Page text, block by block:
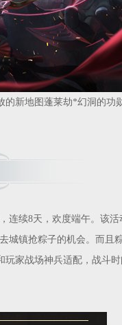
新地图蓬莱劫*幻洞的功
续8天，欢度端午。该活
城镇抢粽子的机会。而且
玩家战场神兵适配，战斗